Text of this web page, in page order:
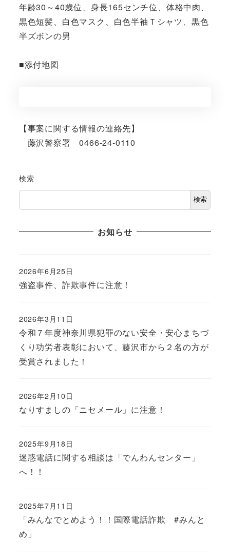
年齢30～40歳位、身長165センチ位、体格中肉、
黒色短髪、白色マスク、白色半袖Ｔシャツ、黒色
半ズボンの男
■添付地図
【事案に関する情報の連絡先】
藤沢警察署 0466-24-0110
検索
検索
お知らせ
強盗事件、詐欺事件に注意！
2026年6月25日
令和７年度神奈川県犯罪のない安全・安心まちづ
くり功労者表彰において、藤沢市から２名の方が
受賞されました！
2026年3月11日
なりすましの「ニセメール」に注意！
2026年2月10日
迷惑電話に関する相談は「でんわんセンター」
へ！！
2025年9月18日
「みんなでとめよう！！国際電話詐欺 #みんと
め」
2025年7月11日